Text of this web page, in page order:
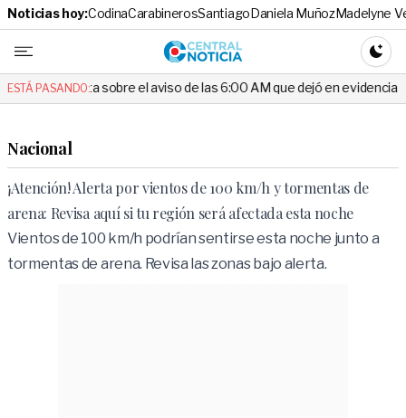
Noticias hoy:CodinaCarabinerosSantiagoDaniela MuñozMadelyne
Central
ESTÁ PASANDO:
sobre el aviso de las 6:00 AM que dejó en evidencia al Delegado
Nacional
¡Atención! Alerta por vientos de 100 km/h y tormentas de
arena: Revisa aquí si tu región será afectada esta noche
Vientos de 100 km/h podrían sentirse esta noche junto a
tormentas de arena. Revisa las zonas bajo alerta.